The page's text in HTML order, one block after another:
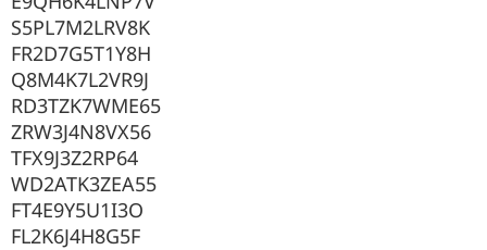
​S5PL7M2LRV8K
​FR2D7G5T1Y8H
​Q8M4K7L2VR9J
​RD3TZK7WME65
​ZRW3J4N8VX56
​TFX9J3Z2RP64
​WD2ATK3ZEA55
​FT4E9Y5U1I3O
​FL2K6J4H8G5F